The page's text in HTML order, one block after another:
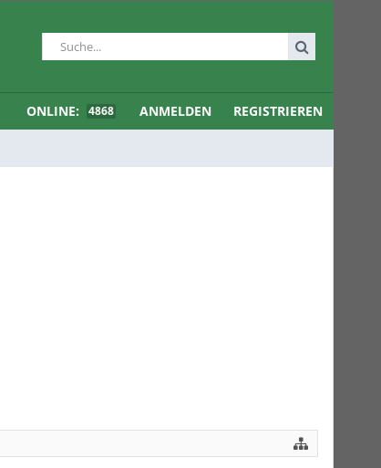
ONLINE: 4868 ANMELDEN REGISTRIEREN